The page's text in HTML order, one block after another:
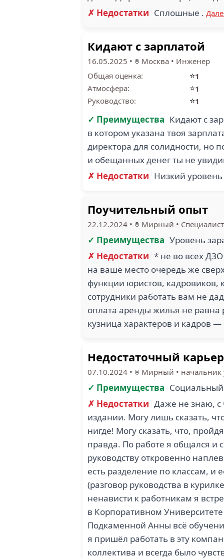
✗ Недостатки Сплошные .
Кидают с зарплатой
16.05.2025 • Москва • Инженер
Общая оценка:
⭐1
Атмосфера:
⭐1
Руководство:
⭐1
✓ Преимущества Кидают с
в котором указана твоя
директора для солидности, но
и обещанных денег ты не
✗ Недостатки Низкий
Поучительный опыт
22.12.2024 • Мирный •
✓ Преимущества Уровень
✗ Недостатки * не во всех
на ваше место очередь же
функции юристов, кадровиков,
сотрудники работать вам не
оплата аренды жилья не равна
кузница характеров и кадров
Недостаточный
07.10.2024 • Мирный • начальник
✓ Преимущества Социальный
✗ Недостатки Даже не знаю, с
издании. Могу лишь сказать,
нигде! Могу сказать, что,
правда. По работе я общался и
руководству откровенно
есть разделение по классам, и
(разговор руководства в
ненависти к работникам я
в Корпоративном
Подкаменной Анны всё
я пришёл работать в эту
коллектива и всегда было